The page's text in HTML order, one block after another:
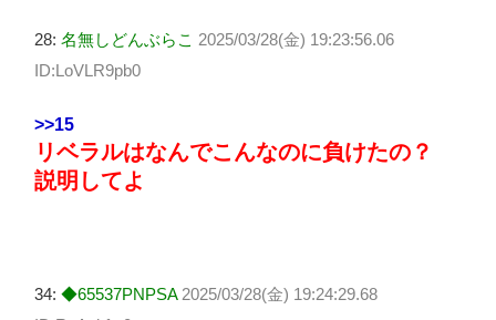
28: 名無しどんぶらこ 2025/03/28(金) 19:23:56.06
ID:LoVLR9pb0
>>15
リベラルはなんでこんなのに負けたの？
説明してよ
34: ◆65537PNPSA 2025/03/28(金) 19:24:29.68